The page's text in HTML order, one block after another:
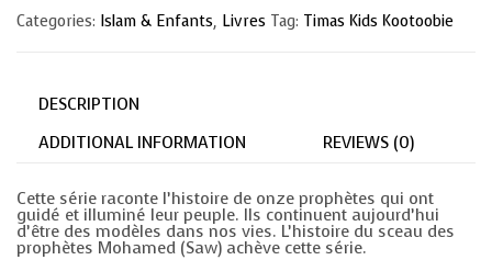
:
quantity
Categories: Islam & Enfants, Livres Tag: Timas Kids Kootoobie
DESCRIPTION
ADDITIONAL INFORMATION
REVIEWS (0)
Cette série raconte l’histoire de onze prophètes qui ont
guidé et illuminé leur peuple. Ils continuent aujourd’hui
d’être des modèles dans nos vies. L’histoire du sceau des
prophètes Mohamed (Saw) achève cette série.